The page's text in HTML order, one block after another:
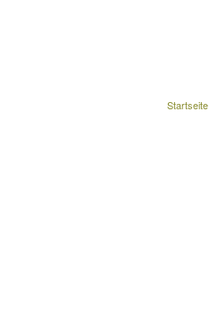
Startseite